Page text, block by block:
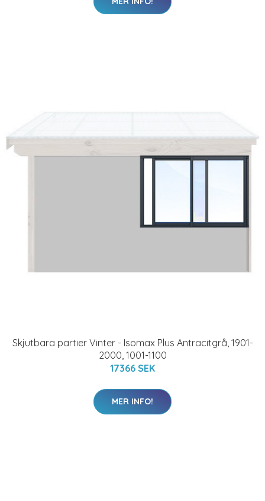
Skjutbara partier Vinter - Isomax Plus Antracitgrå, 1901-
2000, 1001-1100
17366 SEK
MER INFO!